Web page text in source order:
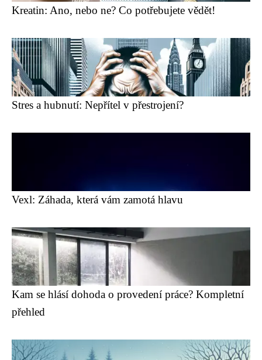
Kreatin: Ano, nebo ne? Co potřebujete vědět!
Stres a hubnutí: Nepřítel v přestrojení?
Vexl: Záhada, která vám zamotá hlavu
Kam se hlásí dohoda o provedení práce? Kompletní
přehled